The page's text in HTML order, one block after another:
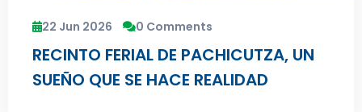
22 Jun 2026 0 Comments
RECINTO FERIAL DE PACHICUTZA, UN
SUEÑO QUE SE HACE REALIDAD